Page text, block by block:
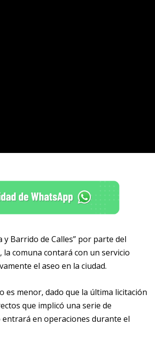
Barrido de Calles” por parte del
comuna contará con un servicio
el aseo en la ciudad.
es menor, dado que la última licitación
que implicó una serie de
entrará en operaciones durante el